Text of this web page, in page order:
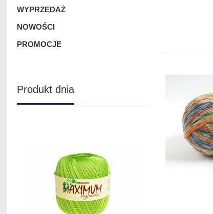
WYPRZEDAŻ
NOWOŚCI
PROMOCJE
Produkt dnia